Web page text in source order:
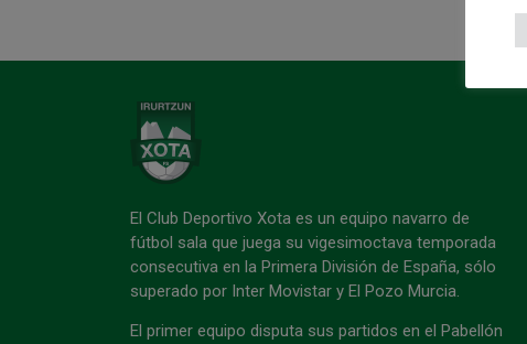
El Club Deportivo Xota es un equipo navarro de
fútbol sala que juega su vigesimoctava temporada
consecutiva en la Primera División de España, sólo
superado por Inter Movistar y El Pozo Murcia.
El primer equipo disputa sus partidos en el Pabellón